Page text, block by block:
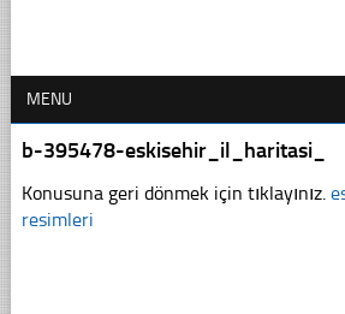
MENU
b-395478-eskisehir_il_haritasi_
Konusuna geri dönmek için tıklayınız.
resimleri